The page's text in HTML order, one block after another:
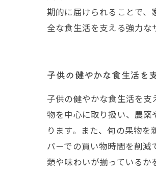
期的に届けられることで
全な食生活を支える強力な
子供の健やかな食生活を
子供の健やかな食生活を
物を中心に取り扱い、農
ります。また、旬の果物
パーでの買い物時間を削
類や味わいが揃っているか